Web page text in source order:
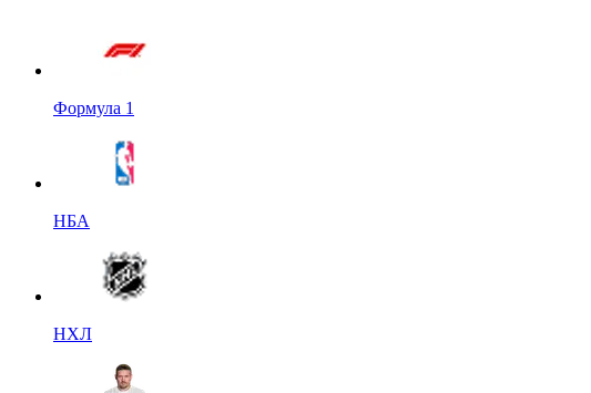
Формула 1
НБА
НХЛ